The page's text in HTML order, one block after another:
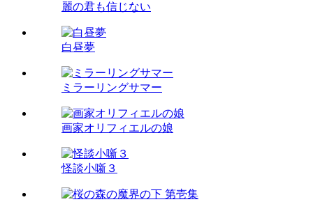
麗の君も信じない
白昼夢
ミラーリングサマー
画家オリフィエルの娘
怪談小噺３